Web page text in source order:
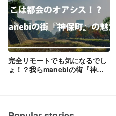
完全リモートでも気になるでし
ょ！？我らmanebiの街『神保